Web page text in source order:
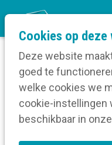
Cookies op deze
Deze website
goed te
welke cookies we
cookie-instellingen
beschikbaar in onze
Home
Blog
Starten met UiT-
meer mensen voor